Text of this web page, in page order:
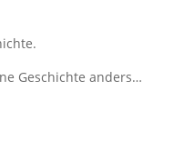
Geschichte anders…